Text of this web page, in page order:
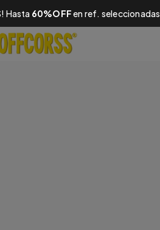
Hasta 60%OFFen ref. seleccionadas.